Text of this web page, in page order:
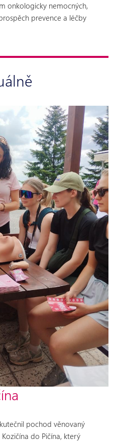
onkologicky nemocných,
prevence a léčby
pochod věnovaný
do Pičína, který